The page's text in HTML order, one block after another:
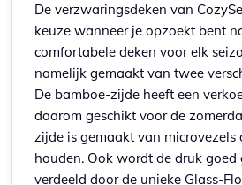
De verzwaringsdeken van
keuze wanneer je opzoekt bent
comfortabele deken voor elk
namelijk gemaakt van twee
De bamboe-zijde heeft een
daarom geschikt voor de
zijde is gemaakt van microvezels
houden. Ook wordt de druk
verdeeld door de unieke Glass-